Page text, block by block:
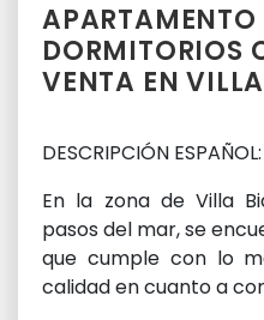
APARTAMENTO
DORMITORIOS
VENTA EN
DESCRIPCIÓN ESPAÑOL:
En la zona de Villa
pasos del mar, se
que cumple con lo
calidad en cuanto a